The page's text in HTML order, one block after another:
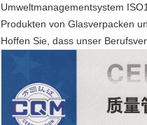
Umweltmanagementsystem
Produkten von Glasverpacken
Hoffen Sie, dass unser